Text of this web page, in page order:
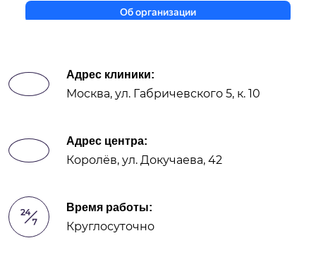
Адрес клиники:
Москва, ул. Габричевского 5, к. 10
Адрес центра:
Королёв, ул. Докучаева, 42
Время работы:
Круглосуточно